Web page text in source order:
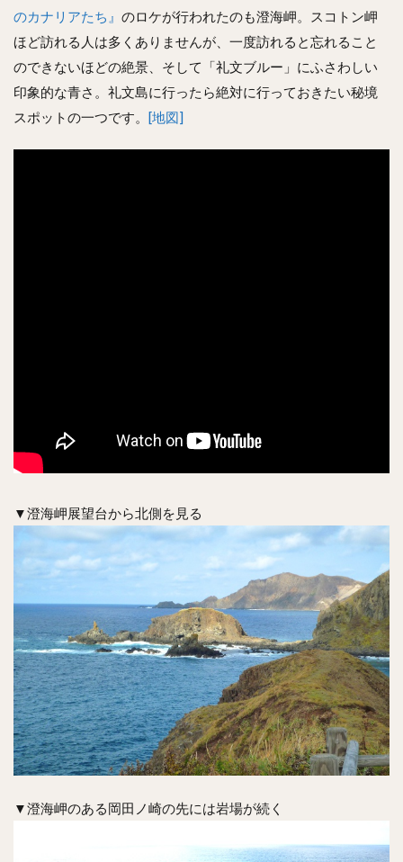
のカナリアたち』 のロケが行われたのも澄海岬。スコトン岬
ほど訪れる人は多くありませんが、一度訪れると忘れること
のできないほどの絶景、そして「礼文ブルー」にふさわしい
印象的な青さ。礼文島に行ったら絶対に行っておきたい秘境
スポットの一つです。 [地図]
▼澄海岬展望台から北側を見る
▼澄海岬のある岡田ノ崎の先には岩場が続く